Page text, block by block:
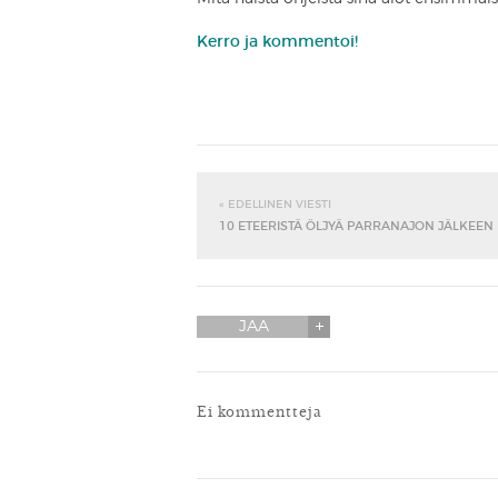
Kerro ja kommentoi!
« EDELLINEN VIESTI
10 ETEERISTÄ ÖLJYÄ PARRANAJON JÄLKEEN
JAA
Ei kommentteja